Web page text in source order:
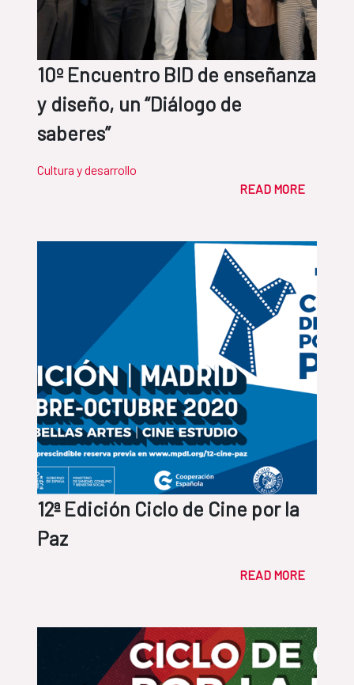
10º Encuentro BID de enseñanza
y diseño, un “Diálogo de
saberes”
Cultura y desarrollo
READ MORE
12ª Edición Ciclo de Cine por la
Paz
READ MORE